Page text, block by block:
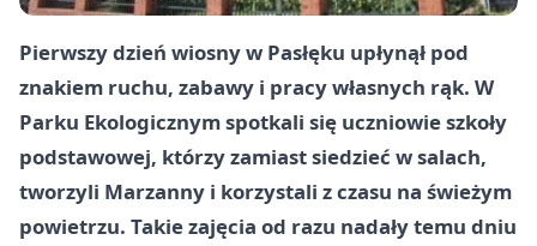
Pierwszy dzień wiosny w Pasłęku upłynął pod
znakiem ruchu, zabawy i pracy własnych rąk. W
Parku Ekologicznym spotkali się uczniowie szkoły
podstawowej, którzy zamiast siedzieć w salach,
tworzyli Marzanny i korzystali z czasu na świeżym
powietrzu. Takie zajęcia od razu nadały temu dniu